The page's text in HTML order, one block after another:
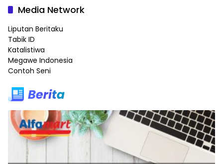
Media Network
Liputan Beritaku
Tabik ID
Katalistiwa
Megawe Indonesia
Contoh Seni